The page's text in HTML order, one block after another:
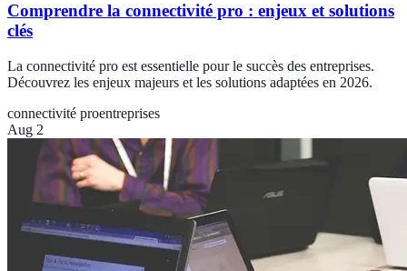
Comprendre la connectivité pro : enjeux et solutions
clés
La connectivité pro est essentielle pour le succès des entreprises.
Découvrez les enjeux majeurs et les solutions adaptées en 2026.
connectivité proentreprises
Aug 2